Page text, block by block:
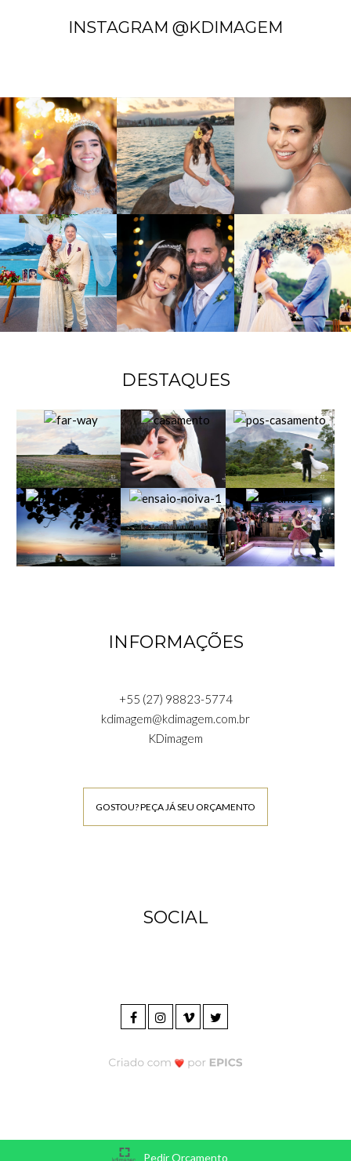
INSTAGRAM @KDIMAGEM
DESTAQUES
INFORMAÇÕES
+55 (27) 98823-5774
kdimagem@kdimagem.com.br
KDimagem
GOSTOU? PEÇA JÁ SEU ORÇAMENTO
SOCIAL
Pedir Orçamento